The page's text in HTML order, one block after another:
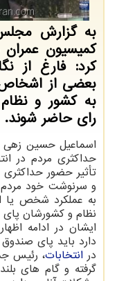
به گزارش
کمیسیون
کرد: فارغ از
بعضی از
به کشور و
رای حاضر شوند.
اسماعیل حسین زهی
حداکثری مردم در
تأثیر حضور
و سرنوشت خود مردم
به عملکرد شخص
نظام و کشورشان
ایشان در ادامه
دارد باید پای
در انتخابات، رئیس
گرفته و گام های